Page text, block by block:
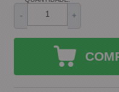
- +